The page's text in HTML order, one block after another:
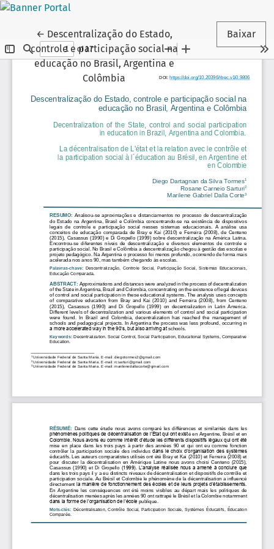
← Voltar aos Detalhes do Artigo
Descentralização do Estado,
controle e participação social na
educação no Brasil, Argentina e
Colômbia
Baixar